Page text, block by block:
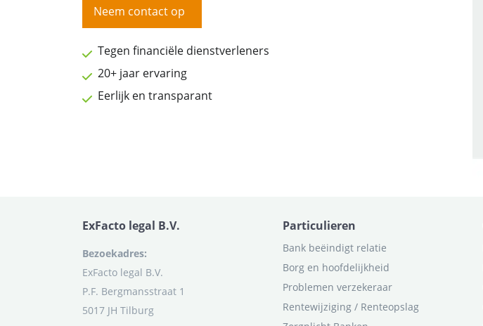
Neem contact op
Tegen financiële dienstverleners
20+ jaar ervaring
Eerlijk en transparant
ExFacto legal B.V.
Bezoekadres:
ExFacto legal B.V.
P.F. Bergmansstraat 1
5017 JH Tilburg
Particulieren
Bank beëindigt relatie
Borg en hoofdelijkheid
Problemen verzekeraar
Rentewijziging / Renteopslag